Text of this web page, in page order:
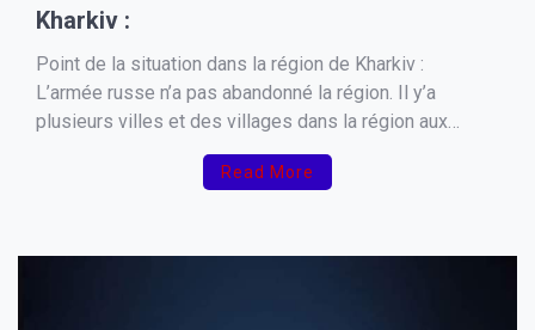
Kharkiv :
Point de la situation dans la région de Kharkiv :
L’armée russe n’a pas abandonné la région. Il y’a
plusieurs villes et des villages dans la région aux
mains des forces russes dont Izioum , baklayea ( où il
a été découvert l’une des plus grandes cache d’arme
Read More